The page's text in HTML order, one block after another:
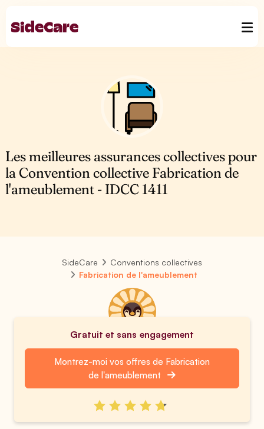
Les meilleures assurances collectives pour
la Convention collective Fabrication de
l'ameublement - IDCC 1411
SideCare
Conventions collectives
Fabrication de l'ameublement
Gratuit et sans engagement
Montrez-moi vos offres de Fabrication
de l'ameublement